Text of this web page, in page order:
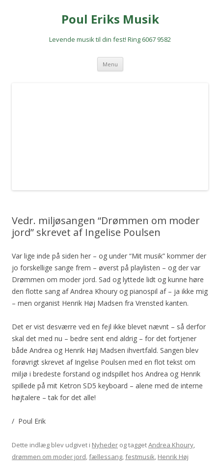
Poul Eriks Musik
Levende musik til din fest! Ring 6067 9582
Menu Hop
indhold
Vedr. miljøsangen “Drømmen om moder
jord” skrevet af Ingelise Poulsen
Var lige inde på siden her – og under “Mit musik” kommer der
jo forskellige sange frem – øverst på playlisten – og der var
Drømmen om moder jord. Sad og lyttede lidt og kunne høre
den flotte sang af Andrea Khoury og pianospil af – ja ikke mig
– men organist Henrik Høj Madsen fra Vrensted kanten.
Det er vist desværre ved en fejl ikke blevet nævnt – så derfor
skal det med nu – bedre sent end aldrig – for det fortjener
både Andrea og Henrik Høj Madsen ihvertfald. Sangen blev
forøvrigt skrevet af Ingelise Poulsen med en flot tekst om
miljø i bredeste forstand og indspillet hos Andrea og Henrik
spillede på mit Ketron SD5 keyboard – alene med de interne
højtalere – tak for det alle!
/ Poul Erik
Dette indlæg blev udgivet i Nyheder og taggetAndrea Khoury,
drømmen om moder jord,fællessang,festmusik, Henrik Høj